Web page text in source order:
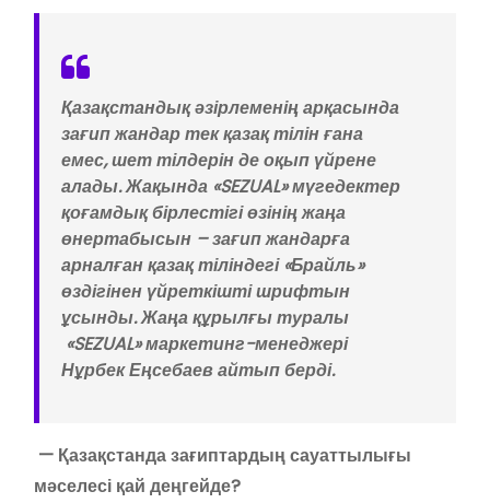
Қазақстандық әзірлеменің арқасында
зағип жандар тек қазақ тілін ғана
емес, шет тілдерін де оқып үйрене
алады. Жақында «SEZUAL» мүгедектер
қоғамдық бірлестігі өзінің жаңа
өнертабысын – зағип жандарға
арналған қазақ тіліндегі «Брайль»
өздігінен үйреткішті шрифтын
ұсынды. Жаңа құрылғы туралы
«SEZUAL» маркетинг-менеджері
Нұрбек Еңсебаев айтып берді.
— Қазақстанда зағиптардың сауаттылығы
мәселесі қай деңгейде?